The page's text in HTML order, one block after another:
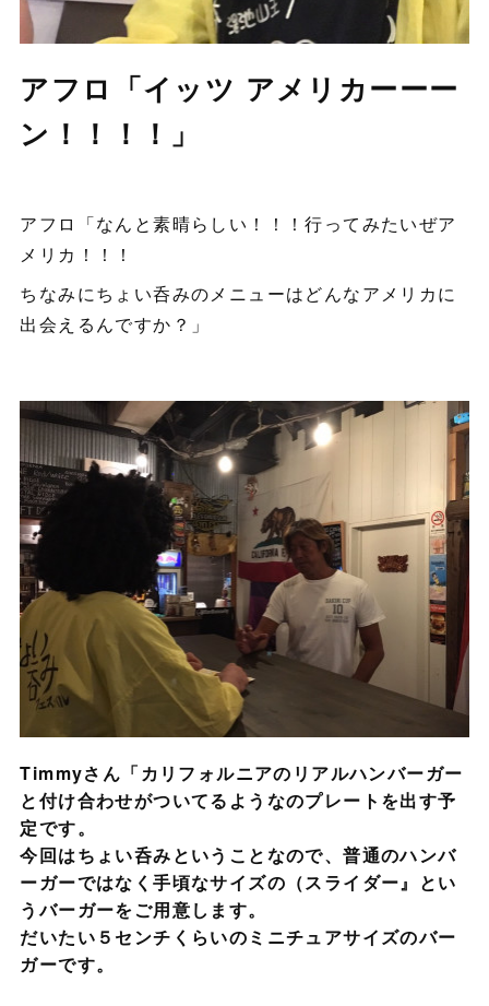
アフロ「イッツ アメリカーーー
ン！！！！」
アフロ「なんと素晴らしい！！！行ってみたいぜア
メリカ！！！
ちなみにちょい呑みのメニューはどんなアメリカに
出会えるんですか？」
Timmyさん「カリフォルニアのリアルハンバーガー
と付け合わせがついてるようなのプレートを出す予
定です。
今回はちょい呑みということなので、普通のハンバ
ーガーではなく手頃なサイズの（スライダー』とい
うバーガーをご用意します。
だいたい５センチくらいのミニチュアサイズのバー
ガーです。